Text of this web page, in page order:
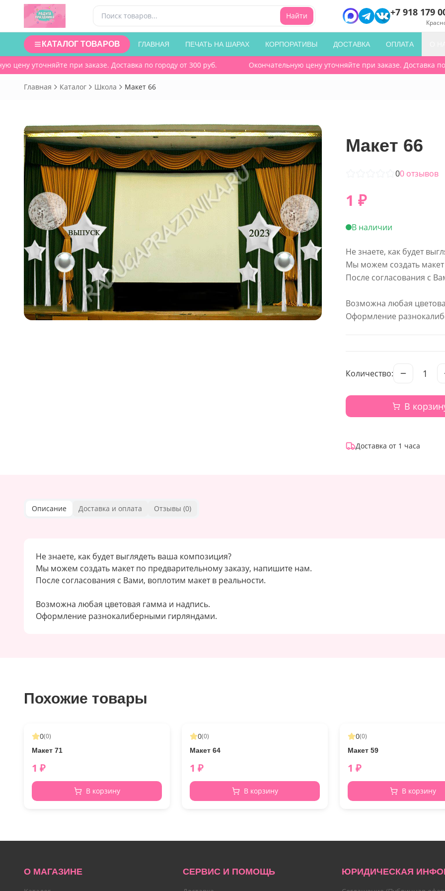
Найти +7 918 179
КАТАЛОГ ТОВАРОВ ГЛАВНАЯ ПЕЧАТЬ НА ШАРАХ КОРПОРАТИВЫ ДОСТАВКА ОПЛАТА
цену уточняйте при заказе. Доставка по городу от 300 руб. Окончательную цену уточняйте при заказе. Доставка по
Главная Каталог Школа Макет 66
Макет 66
00 отзывов
1 ₽
В наличии
Не знаете, как будет
Мы можем создать
После согласования с
Возможна любая
Оформление
Количество: 1
В
Доставка от 1 часа
Описание Доставка и оплата Отзывы (0)
Не знаете, как будет выглядеть ваша композиция?
Мы можем создать макет по предварительному заказу, напишите нам.
После согласования с Вами, воплотим макет в реальности.
Возможна любая цветовая гамма и надпись.
Оформление разнокалиберными гирляндами.
Похожие товары
0(0)
Макет 71
1 ₽
В корзину
0(0)
Макет 64
1 ₽
В корзину
0(0)
Макет 59
1 ₽
В корзину
О МАГАЗИНЕ СЕРВИС И ПОМОЩЬ ЮРИДИЧЕСКАЯ